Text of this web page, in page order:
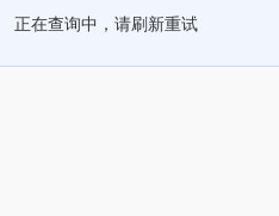
正在查询中，请刷新重试